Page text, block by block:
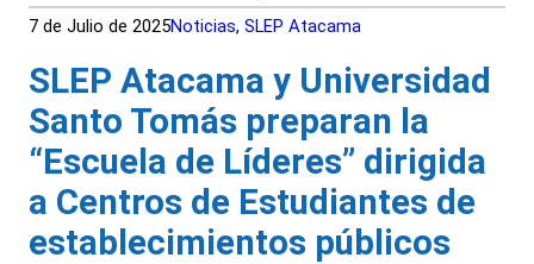
7 de Julio de 2025Noticias, SLEP Atacama
SLEP Atacama y Universidad
Santo Tomás preparan la
“Escuela de Líderes” dirigida
a Centros de Estudiantes de
establecimientos públicos